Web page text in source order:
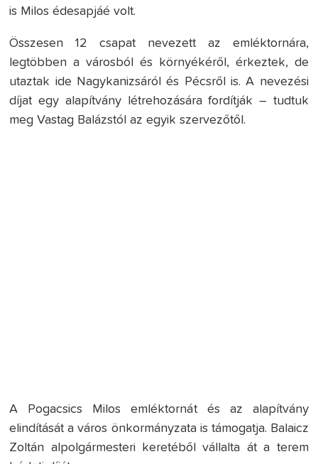
is Milos édesapjáé volt.
Összesen 12 csapat nevezett az emléktornára,
legtöbben a városból és környékéről, érkeztek, de
utaztak ide Nagykanizsáról és Pécsről is. A nevezési
díjat egy alapítvány létrehozására fordítják – tudtuk
meg Vastag Balázstól az egyik szervezőtől.
A Pogacsics Milos emléktornát és az alapítvány
elindítását a város önkormányzata is támogatja. Balaicz
Zoltán alpolgármesteri keretéből vállalta át a terem